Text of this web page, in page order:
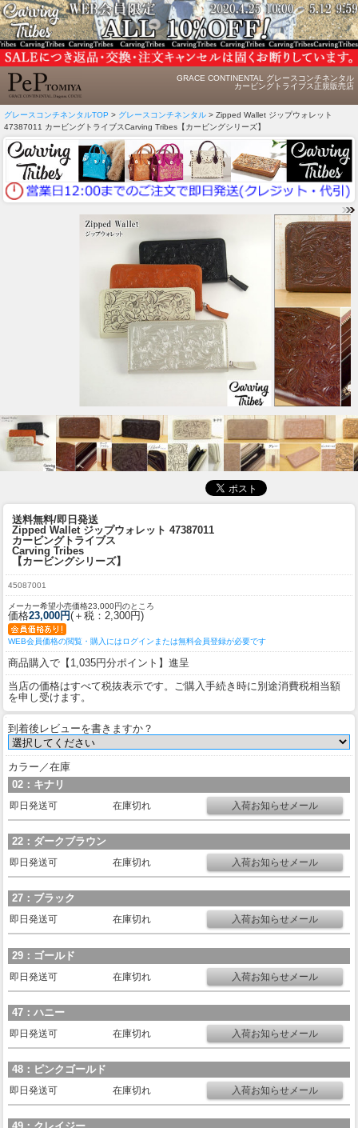
GRACE CONTINENTAL グレースコンチネンタル
カービングトライブス正規販売店
グレースコンチネンタルTOP > グレースコンチネンタル > Zipped Wallet ジップウォレット
47387011 カービングトライブスCarving Tribes【カービングシリーズ】
送料無料/即日発送
Zipped Wallet ジップウォレット 47387011
カービングトライブス
Carving Tribes
【カービングシリーズ】
45087001
メーカー希望小売価格23,000円のところ
価格23,000円(＋税：2,300円)
WEB会員価格の閲覧・購入にはログインまたは無料会員登録が必要です
商品購入で【1,035円分ポイント】進呈
当店の価格はすべて税抜表示です。ご購入手続き時に別途消費税相当額
を申し受けます。
到着後レビューを書きますか？
カラー／在庫
02：キナリ
即日発送可 在庫切れ
22：ダークブラウン
即日発送可 在庫切れ
27：ブラック
即日発送可 在庫切れ
29：ゴールド
即日発送可 在庫切れ
47：ハニー
即日発送可 在庫切れ
48：ピンクゴールド
即日発送可 在庫切れ